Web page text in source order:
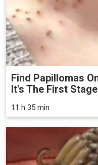
Find Papillomas
It's The First
11 h 35 min